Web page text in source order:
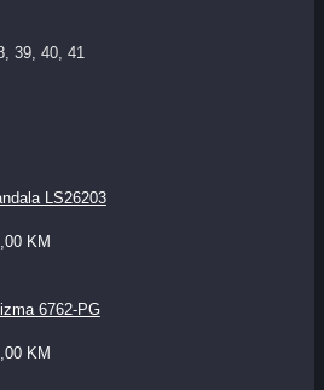
39, 40, 41
LS26203
KM
6762-PG
KM